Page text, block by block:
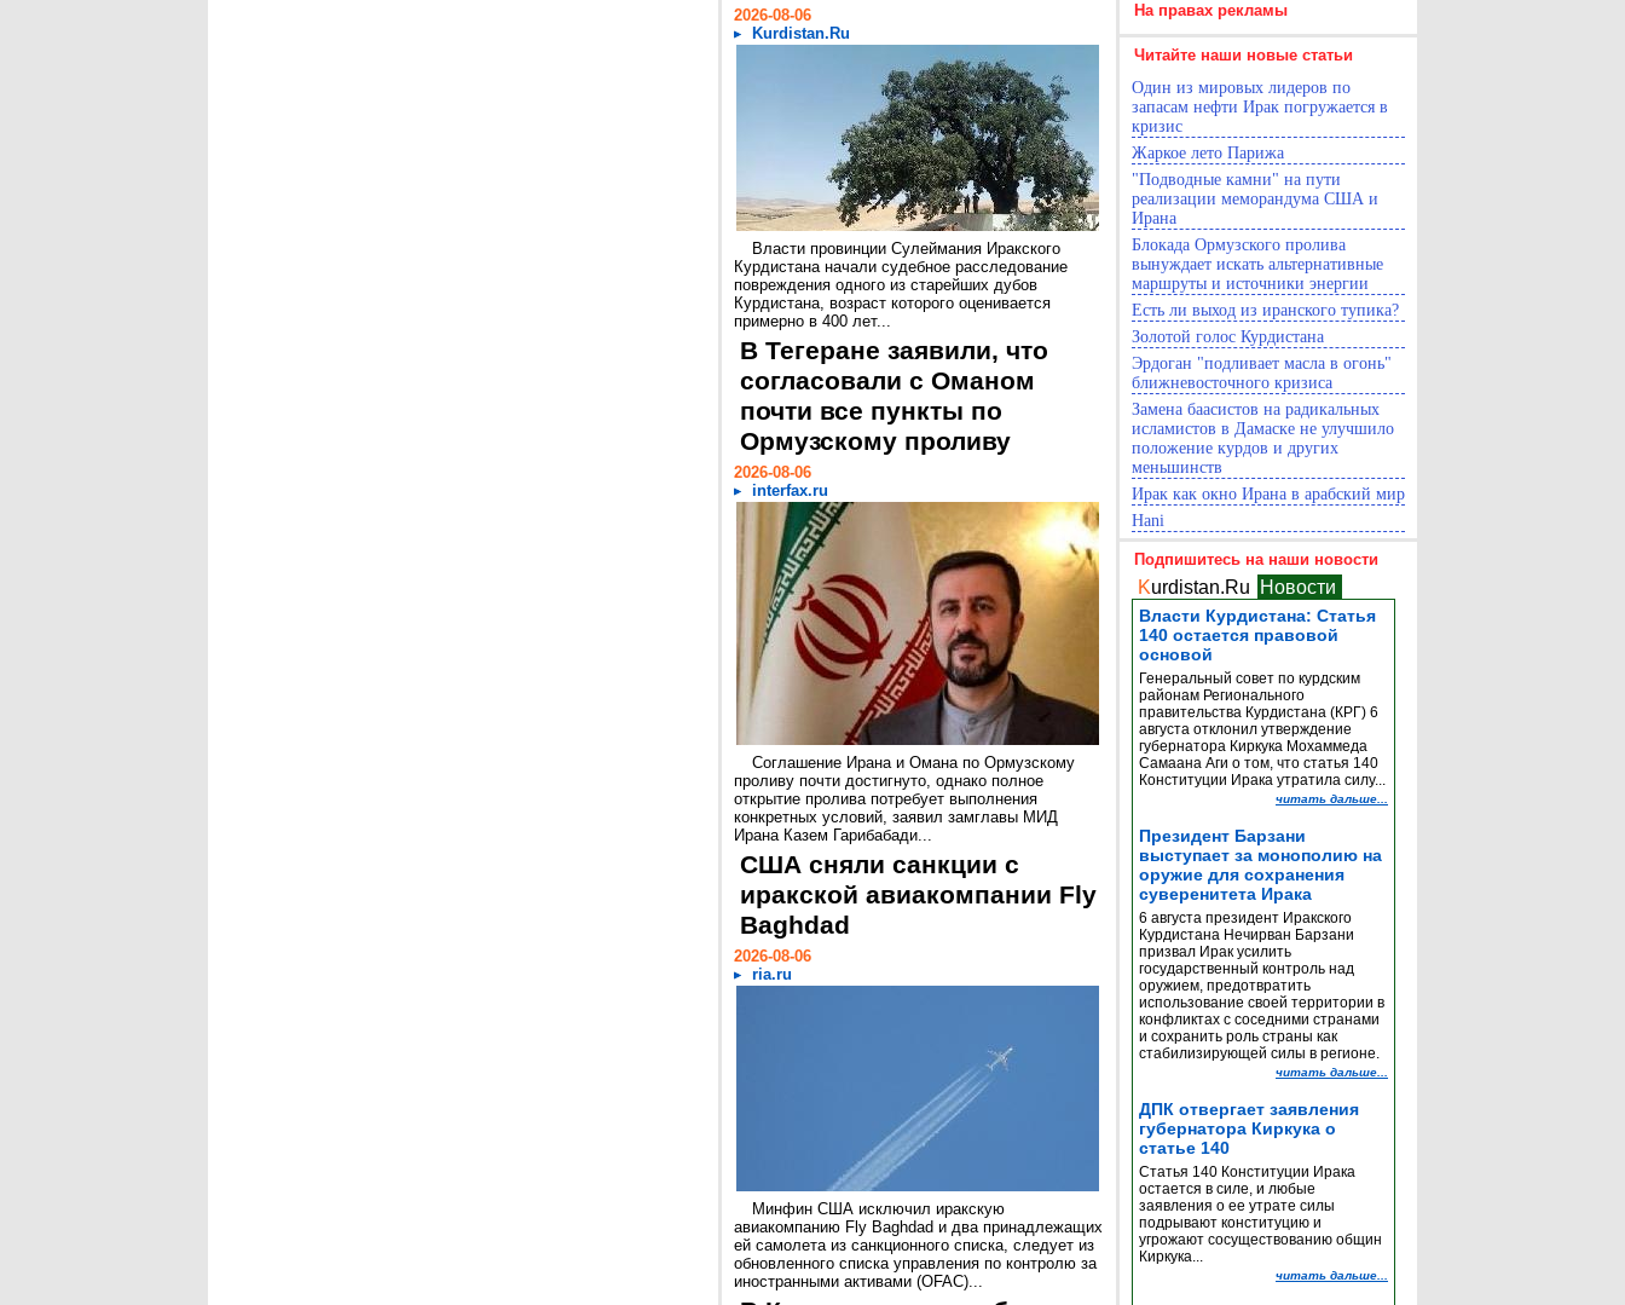
2026-08-06
Kurdistan.Ru
Власти провинции Сулеймания Иракского
Курдистана начали судебное расследование
повреждения одного из старейших дубов
Курдистана, возраст которого оценивается
примерно в 400 лет...
В Тегеране заявили, что
согласовали с Оманом
почти все пункты по
Ормузскому проливу
2026-08-06
interfax.ru
Соглашение Ирана и Омана по Ормузскому
проливу почти достигнуто, однако полное
открытие пролива потребует выполнения
конкретных условий, заявил замглавы МИД
Ирана Казем Гарибабади...
США сняли санкции с
иракской авиакомпании Fly
Baghdad
2026-08-06
ria.ru
Минфин США исключил иракскую
авиакомпанию Fly Baghdad и два принадлежащих
ей самолета из санкционного списка, следует из
обновленного списка управления по контролю за
иностранными активами (OFAC)...
На правах рекламы
Читайте наши новые статьи
Один из мировых лидеров по
запасам нефти Ирак погружается в
кризис
Жаркое лето Парижа
"Подводные камни" на пути
реализации меморандума США и
Ирана
Блокада Ормузского пролива
вынуждает искать альтернативные
маршруты и источники энергии
Есть ли выход из иранского тупика?
Золотой голос Курдистана
Эрдоган "подливает масла в огонь"
ближневосточного кризиса
Замена баасистов на радикальных
исламистов в Дамаске не улучшило
положение курдов и других
меньшинств
Ирак как окно Ирана в арабский мир
Hani
Подпишитесь на наши новости
Kurdistan.Ru Новости
Власти Курдистана: Статья
140 остается правовой
основой
Генеральный совет по курдским
районам Регионального
правительства Курдистана (КРГ) 6
августа отклонил утверждение
губернатора Киркука Мохаммеда
Самаана Аги о том, что статья 140
Конституции Ирака утратила силу...
читать дальше...
Президент Барзани
выступает за монополию на
оружие для сохранения
суверенитета Ирака
6 августа президент Иракского
Курдистана Нечирван Барзани
призвал Ирак усилить
государственный контроль над
оружием, предотвратить
использование своей территории в
конфликтах с соседними странами
и сохранить роль страны как
стабилизирующей силы в регионе.
читать дальше...
ДПК отвергает заявления
губернатора Киркука о
статье 140
Статья 140 Конституции Ирака
остается в силе, и любые
заявления о ее утрате силы
подрывают конституцию и
угрожают сосуществованию общин
Киркука...
читать дальше...